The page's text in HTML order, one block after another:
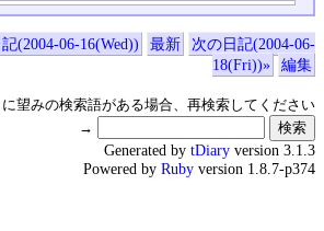
(2004-06-16(Wed)) 最新
次の日記(2004-06-
18(Fri))»
編集
に望みの検索語がある場合、再検索してください
→
Generated by tDiary version 3.1.3
Powered by Ruby version 1.8.7-p374